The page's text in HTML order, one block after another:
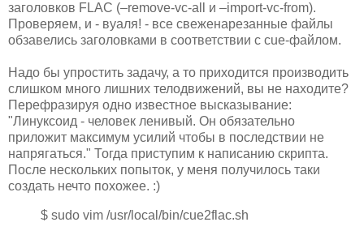
заголовков FLAC (–remove-vc-all и –import-vc-from).
Проверяем, и - вуаля! - все свеженарезанные файлы
обзавелись заголовками в соответствии с cue-файлом.
Надо бы упростить задачу, а то приходится производить
слишком много лишних телодвижений, вы не находите?
Перефразируя одно известное высказывание:
"Линуксоид - человек ленивый. Он обязательно
приложит максимум усилий чтобы в последствии не
напрягаться." Тогда приступим к написанию скрипта.
После нескольких попыток, у меня получилось таки
создать нечто похожее. :)
$ sudo vim /usr/local/bin/cue2flac.sh